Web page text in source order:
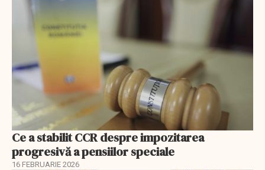
Ce a stabilit CCR despre impozitarea
progresivă a pensiilor speciale
16 FEBRUARIE 2026